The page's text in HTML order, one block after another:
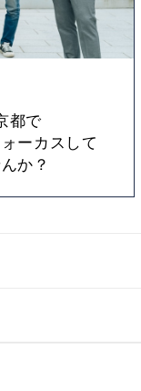
都で
ーカスして
か？